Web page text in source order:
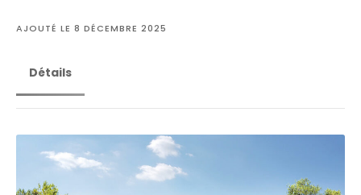
AJOUTÉ LE 8 DÉCEMBRE 2025
Détails